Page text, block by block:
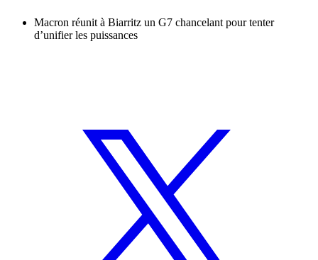
Macron réunit à Biarritz un G7 chancelant pour tenter
d’unifier les puissances